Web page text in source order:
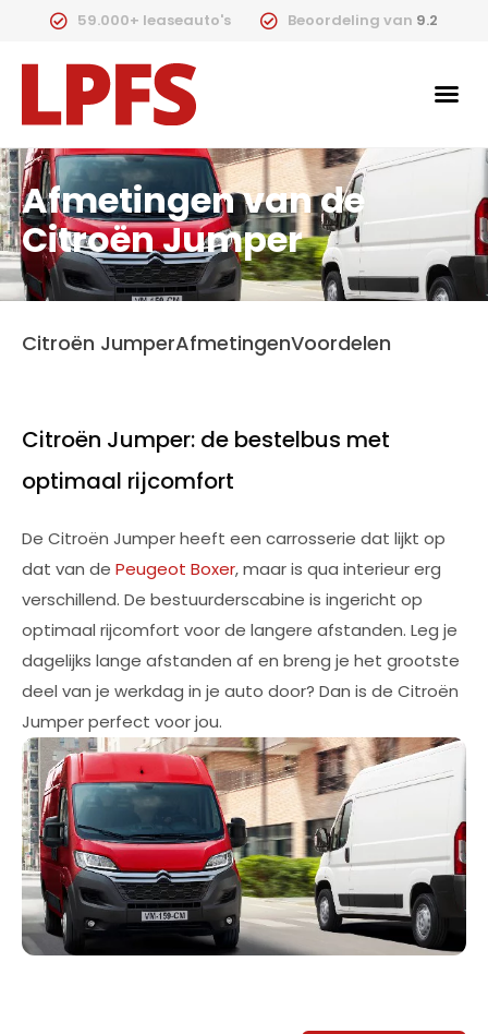
59.000+ leaseauto's Beoordeling van 9.2
Afmetingen van de
Citroën Jumper
Citroën JumperAfmetingenVoordelen
Citroën Jumper: de bestelbus met
optimaal rijcomfort
De Citroën Jumper heeft een carrosserie dat lijkt op
dat van de Peugeot Boxer, maar is qua interieur erg
verschillend. De bestuurderscabine is ingericht op
optimaal rijcomfort voor de langere afstanden. Leg je
dagelijks lange afstanden af en breng je het grootste
deel van je werkdag in je auto door? Dan is de Citroën
Jumper perfect voor jou.